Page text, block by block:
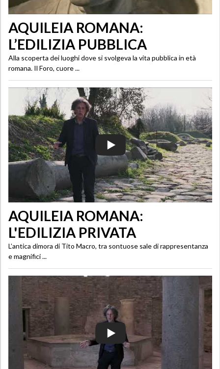
AQUILEIA ROMANA:
L’EDILIZIA PUBBLICA
Alla scoperta dei luoghi dove si svolgeva la vita pubblica in età
romana. Il Foro, cuore ...
AQUILEIA ROMANA:
L'EDILIZIA PRIVATA
L’antica dimora di Tito Macro, tra sontuose sale di rappresentanza
e magnifici ...